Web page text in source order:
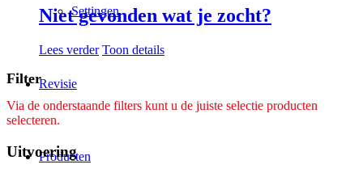
Settingen
Revisie
Producten
Niet gevonden wat je zocht?
Lees verder Toon details
Filter
Via de onderstaande filters kunt u de juiste selectie producten
selecteren.
Uitvoering